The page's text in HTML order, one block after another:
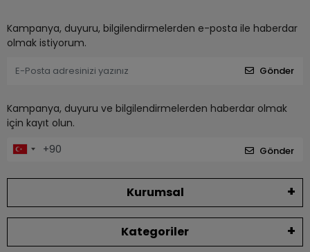
Kampanya, duyuru, bilgilendirmelerden e-posta ile haberdar
olmak istiyorum.
Gönder
Kampanya, duyuru ve bilgilendirmelerden haberdar olmak
için kayıt olun.
Gönder
Kurumsal
Kategoriler